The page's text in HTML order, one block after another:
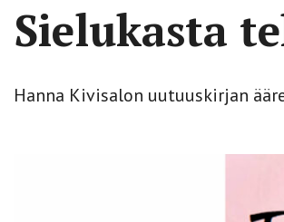
Sielukasta
Hanna Kivisalon uutuuskirjan